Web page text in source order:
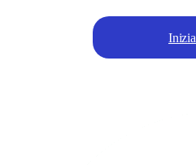
Inizia